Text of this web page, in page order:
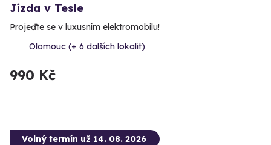
Jízda v Tesle
Projeďte se v luxusním elektromobilu!
Olomouc (+ 6 dalších lokalit)
990 Kč
Volný termín už 14. 08. 2026